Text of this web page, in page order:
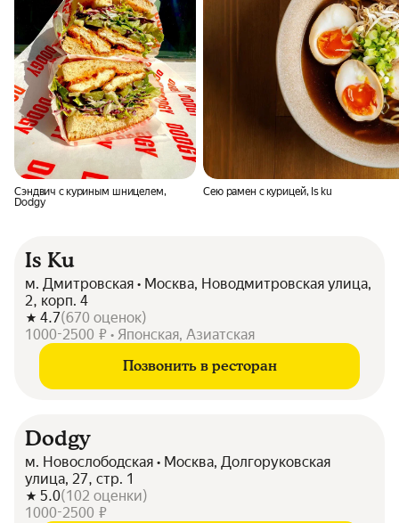
Сэндвич с куриным шницелем,
Dodgy
Сею рамен с курицей, Is ku
Is Ku
м. Дмитровская • Москва, Новодмитровская улица,
2, корп. 4
4.7(670 оценок)
1000-2500 ₽ • Японская, Азиатская
Позвонить в ресторан
Dodgy
м. Новослободская • Москва, Долгоруковская
улица, 27, стр. 1
5.0(102 оценки)
1000-2500 ₽